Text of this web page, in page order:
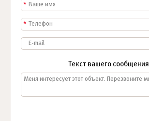
*
*
Текст вашего сообщения